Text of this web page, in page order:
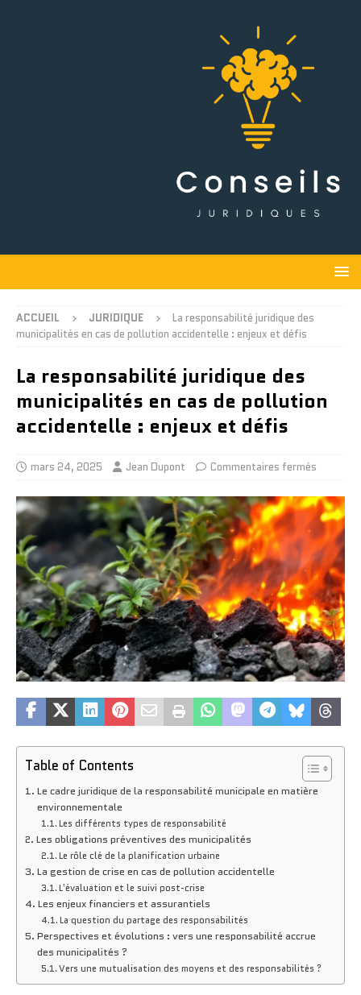
ACCUEIL JURIDIQUE
La responsabilité juridique des
municipalités en cas de pollution accidentelle : enjeux et défis
La responsabilité juridique des
municipalités en cas de pollution
accidentelle : enjeux et défis
mars 24, 2025 Jean Dupont Commentaires fermés
Table of Contents
Le cadre juridique de la responsabilité municipale en matière
environnementale
Les différents types de responsabilité
Les obligations préventives des municipalités
Le rôle clé de la planification urbaine
La gestion de crise en cas de pollution accidentelle
L’évaluation et le suivi post-crise
Les enjeux financiers et assurantiels
La question du partage des responsabilités
Perspectives et évolutions : vers une responsabilité accrue
des municipalités ?
Vers une mutualisation des moyens et des responsabilités ?